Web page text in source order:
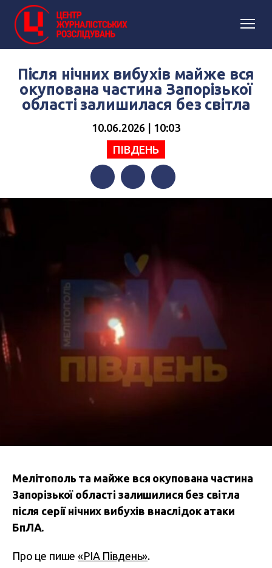
Після нічних вибухів майже вся
окупована частина Запорізької
області залишилася без світла
10.06.2026 | 10:03
ПІВДЕНЬ
FacebookTwitterTelegram
Мелітополь та майже вся окупована частина
Запорізької області залишилися без світла
після серії нічних вибухів внаслідок атаки
БпЛА.
Про це пише«РІА Південь».